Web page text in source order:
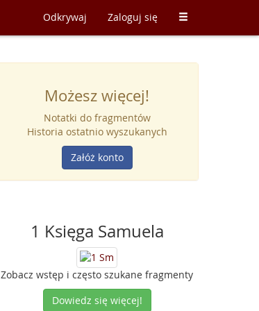
Odkrywaj Zaloguj się
Możesz więcej!
Notatki do fragmentów
Historia ostatnio wyszukanych
Załóż konto
1 Księga Samuela
Zobacz wstęp i często szukane fragmenty
Dowiedz się więcej!